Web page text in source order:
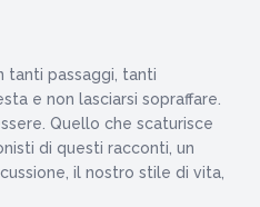
tanti passaggi, tanti
e non lasciarsi sopraffare.
Quello che scaturisce
di questi racconti, un
il nostro stile di vita,